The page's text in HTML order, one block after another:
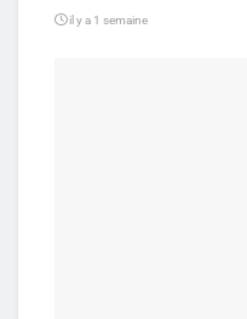
il y a 1 semaine